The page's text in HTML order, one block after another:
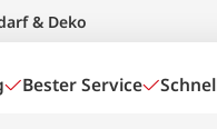
& Deko
Bester Service